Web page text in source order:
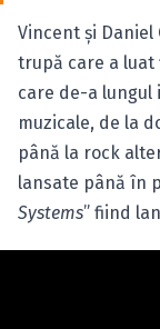
Vincent şi
trupă care a luat
care de-a
muzicale, de la
până la rock
lansate până în
Systems” fiind